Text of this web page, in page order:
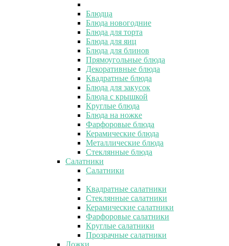
Блюдца
Блюда новогодние
Блюда для торта
Блюда для яиц
Блюда для блинов
Прямоугольные блюда
Декоративные блюда
Квадратные блюда
Блюда для закусок
Блюда с крышкой
Круглые блюда
Блюда на ножке
Фарфоровые блюда
Керамические блюда
Металлические блюда
Стеклянные блюда
Салатники
Салатники
Квадратные салатники
Стеклянные салатники
Керамические салатники
Фарфоровые салатники
Круглые салатники
Прозрачные салатники
Ложки